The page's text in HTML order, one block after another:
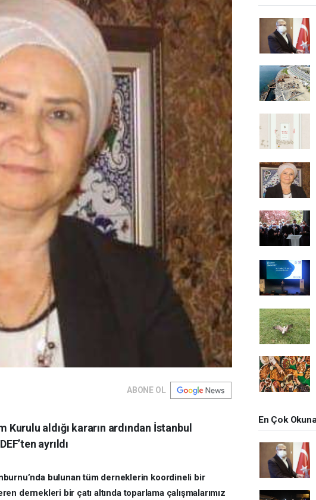
ABONE OL
aldığı kararın ardından İstanbul
ayrıldı
bulunan tüm derneklerin koordineli bir
dernekleri bir çatı altında toparlama çalışmalarımız
En Çok